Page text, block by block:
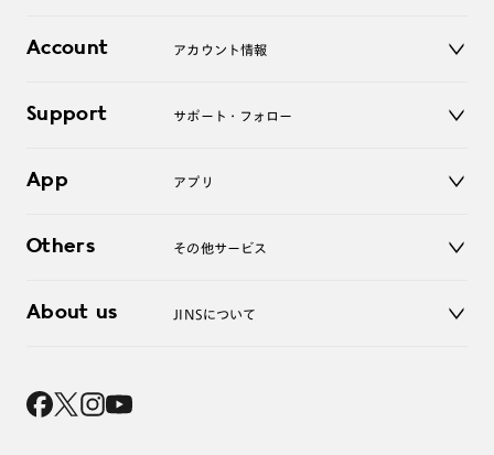
コンタクトレンズ
アクセサリー
オンラインショップ
Account アカウント情報
ログアウト
Support サポート・フォロー
よくあるご質問
お問い合わせ
App アプリ
Others その他サービス
レンズ交換
About us JINSについて
採用情報